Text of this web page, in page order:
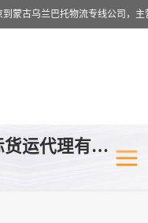
北京跃瑞航星国际货运代理有限公司
乌兰巴托铁